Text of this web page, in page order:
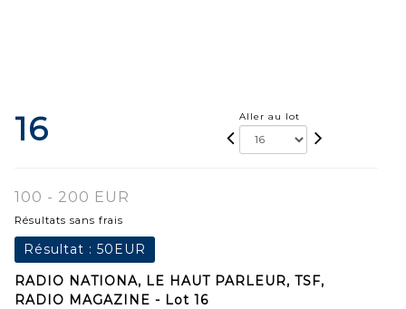
16 Aller au lot
100 - 200 EUR
Résultats sans frais
Résultat : 50EUR
RADIO NATIONA, LE HAUT PARLEUR, TSF,
RADIO MAGAZINE - Lot 16